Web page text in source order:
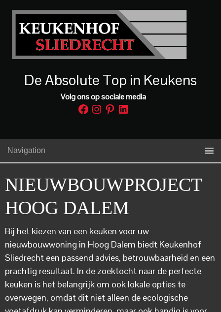
De Absolute Top in Keukens
Volg ons op sociale media
Facebook
Instagram
PinterestLinkedIn
Navigation
NIEUWBOUWPROJECT
HOOG DALEM
Bij het kiezen van een keuken voor uw
nieuwbouwwoning in Hoog Dalem biedt Keukenhof
Sliedrecht een passend advies, betrouwbaarheid en een
prachtig resultaat. In de zoektocht naar de perfecte
keuken is het belangrijk om ook lokale opties te
overwegen, omdat dit niet alleen de ecologische